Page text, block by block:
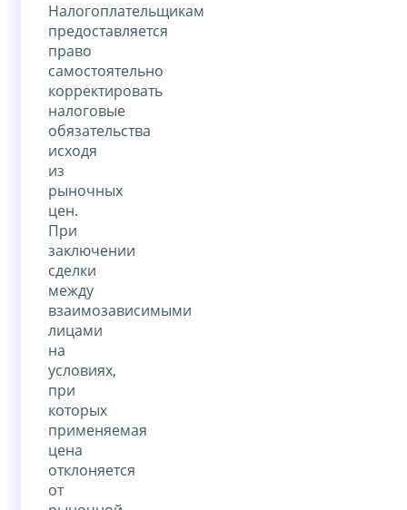
Налогоплательщикам
предоставляется
право
самостоятельно
корректировать
налоговые
обязательства
исходя
из
рыночных
цен.
При
заключении
сделки
между
взаимозависимыми
лицами
на
условиях,
при
которых
применяемая
цена
отклоняется
от